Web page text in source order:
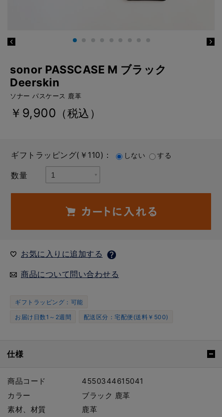
sonor PASSCASE M ブラック
Deerskin
ソナー パスケース 鹿革
￥9,900 （税込）
ギフトラッピング(￥110)： しない する
数量
お気に入りに追加する
商品について問い合わせる
ギフトラッピング：可能
お届け日数1～2週間
配送区分：宅配便(送料￥500)
仕様
商品コード
4550344615041
カラー
ブラック 鹿革
素材、材質
鹿革